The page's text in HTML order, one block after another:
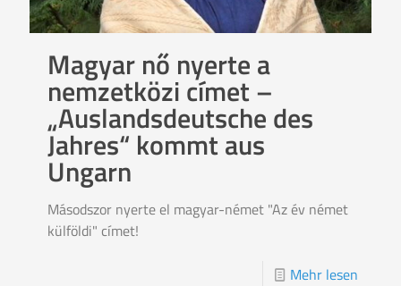
Magyar nő nyerte a
nemzetközi címet –
„Auslandsdeutsche des
Jahres“ kommt aus
Ungarn
Másodszor nyerte el magyar-német "Az év német
külföldi" címet!
Mehr lesen